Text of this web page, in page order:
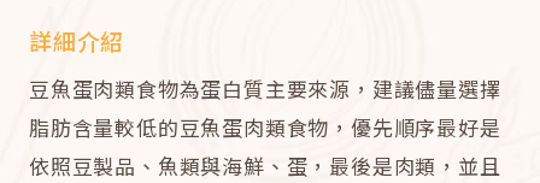
詳細介紹
豆魚蛋肉類食物為蛋白質主要來源，建議儘量選擇
脂肪含量較低的豆魚蛋肉類食物，優先順序最好是
依照豆製品、魚類與海鮮、蛋，最後是肉類，並且